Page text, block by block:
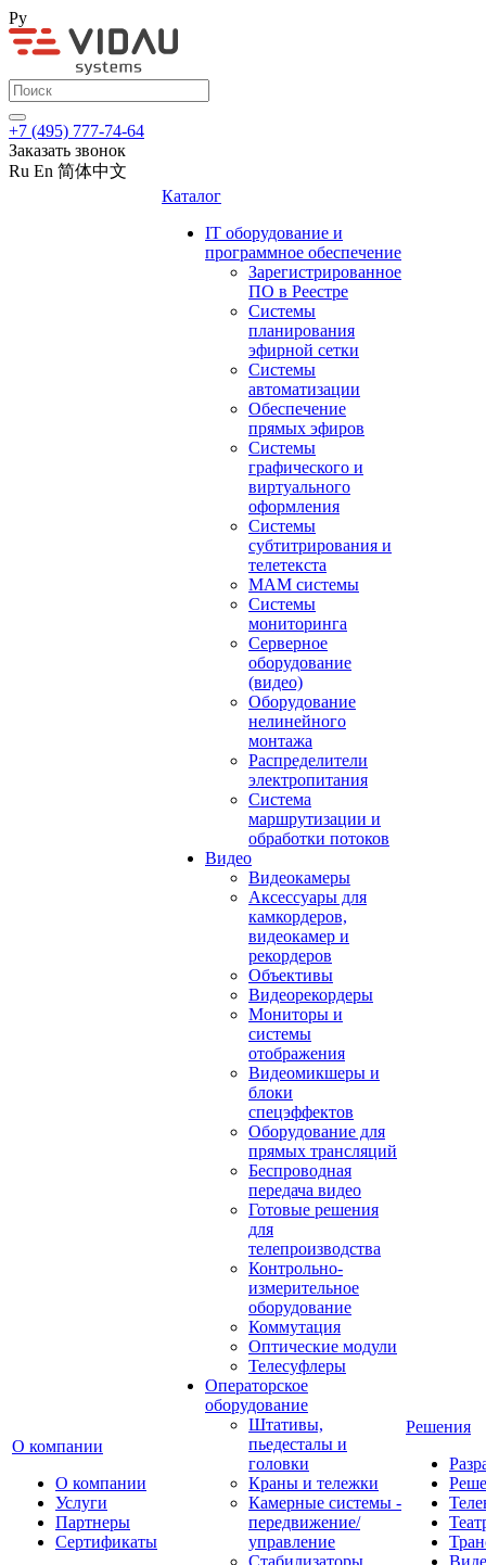
Ру
+7 (495) 777-74-64
Заказать звонок
Ru En 简体中文
О компании
О компании
Услуги
Партнеры
Сертификаты
Каталог
IT оборудование и
программное обеспечение
Зарегистрированное
ПО в Реестре
Системы
планирования
эфирной сетки
Системы
автоматизации
Обеспечение
прямых эфиров
Системы
графического и
виртуального
оформления
Системы
субтитрирования и
телетекста
MAM системы
Системы
мониторинга
Серверное
оборудование
(видео)
Оборудование
нелинейного
монтажа
Распределители
электропитания
Система
маршрутизации и
обработки потоков
Видео
Видеокамеры
Аксессуары для
камкордеров,
видеокамер и
рекордеров
Объективы
Видеорекордеры
Мониторы и
системы
отображения
Видеомикшеры и
блоки
спецэффектов
Оборудование для
прямых трансляций
Беспроводная
передача видео
Готовые решения
для
телепроизводства
Контрольно-
измерительное
оборудование
Коммутация
Оптические модули
Телесуфлеры
Операторское
оборудование
Штативы,
пьедесталы и
головки
Краны и тележки
Камерные системы -
передвижение/
управление
Стабилизаторы
Решения